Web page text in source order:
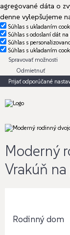
agregované dáta o
denne vylepšujeme
Súhlas s ukladaním
Súhlas s odoslaní dát
Súhlas s
Súhlas s ukladaním
Spravovať možnosti
Odmietnuť
Prijať odporúčané
Moderný
Vrakúň
Rodinný dom